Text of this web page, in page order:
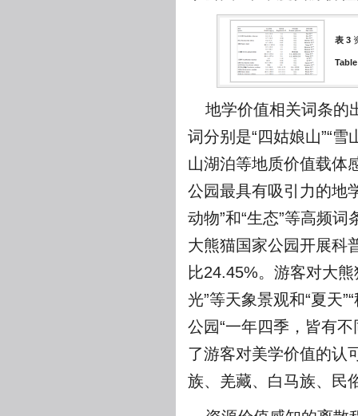
表 3
地学价值相关词条的
词分别是“四姑娘山”“雪
山湖泊等地质价值载体
公园最具有吸引力的地
动物”和“生态”等高频
大熊猫国家公园开展科
比24.45%。游客对大熊
光”等天象景观和“夏天
公园“一年四季，皆有不
了游客对美学价值的认
族、羌藏、白马族、民